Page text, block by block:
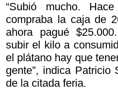
“Subió mucho.
compraba la caja de
ahora pagué
subir el kilo a
el plátano hay que
gente”, indica Patricio
de la citada feria.